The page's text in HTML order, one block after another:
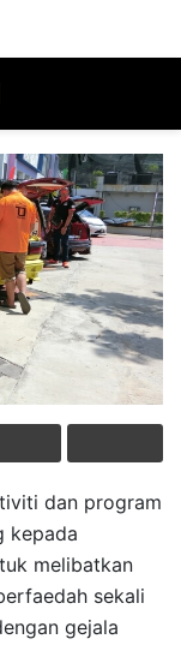
dan program
kepada
melibatkan
sekali
gejala